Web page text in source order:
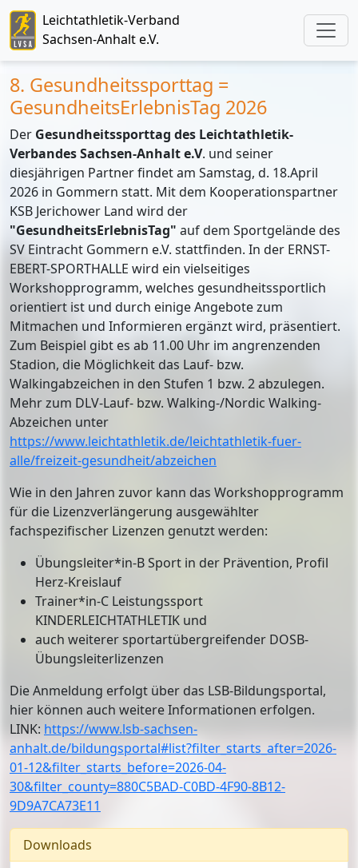
Leichtathletik-Verband
Sachsen-Anhalt e.V.
8. Gesundheitssporttag =
GesundheitsErlebnisTag 2026
Der Gesundheitssporttag des Leichtathletik-
Verbandes Sachsen-Anhalt e.V. und seiner
diesjährigen Partner findet am Samstag, d. 18.April
2026 in Gommern statt. Mit dem Kooperationspartner
KSB Jerichower Land wird der
"GesundheitsErlebnisTag" auf dem Sportgelände des
SV Eintracht Gommern e.V. stattfinden. In der ERNST-
EBERT-SPORTHALLE wird ein vielseitiges
Workshopprogramm, welches gesundheitssportlich
orientiert ist und durch einige Angebote zum
Mitmachen und Informieren ergänzt wird, präsentiert.
Zum Beispiel gibt es ab 11.00 Uhr im angrenzenden
Stadion, die Möglichkeit das Lauf- bzw.
Walkingabzeichen in den Stufen 1 bzw. 2 abzulegen.
Mehr zum DLV-Lauf- bzw. Walking-/Nordic Walking-
Abzeichen unter
https://www.leichtathletik.de/leichtathletik-fuer-
alle/freizeit-gesundheit/abzeichen
Wie in den Jahren zuvor kann das Workshopprogramm
für die Lizenzverlängerung ausgewählter
fachspezifischer Lizenzen genutzt werden:
Übungsleiter*in-B Sport in der Prävention, Profil
Herz-Kreislauf
Trainer*in-C Leistungssport
KINDERLEICHTATHLETIK und
auch weiterer sportartübergreifender DOSB-
Übungsleiterlizenzen
Die Anmeldung erfolgt über das LSB-Bildungsportal,
hier können auch weitere Informationen erfolgen.
LINK: https://www.lsb-sachsen-
anhalt.de/bildungsportal#list?filter_starts_after=2026-
01-12&filter_starts_before=2026-04-
30&filter_county=880C5BAD-C0BD-4F90-8B12-
9D9A7CA73E11
Downloads